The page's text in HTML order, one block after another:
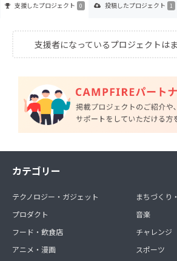
支援したプロジェクト 0 投稿したプロジェクト 1
支援者になっているプロジェクトは
カテゴリー
テクノロジー・ガジェット
プロダクト
フード・飲食店
アニメ・漫画
まちづくり
音楽
チャレンジ
スポーツ